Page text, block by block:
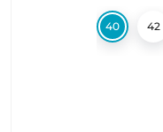
40 42